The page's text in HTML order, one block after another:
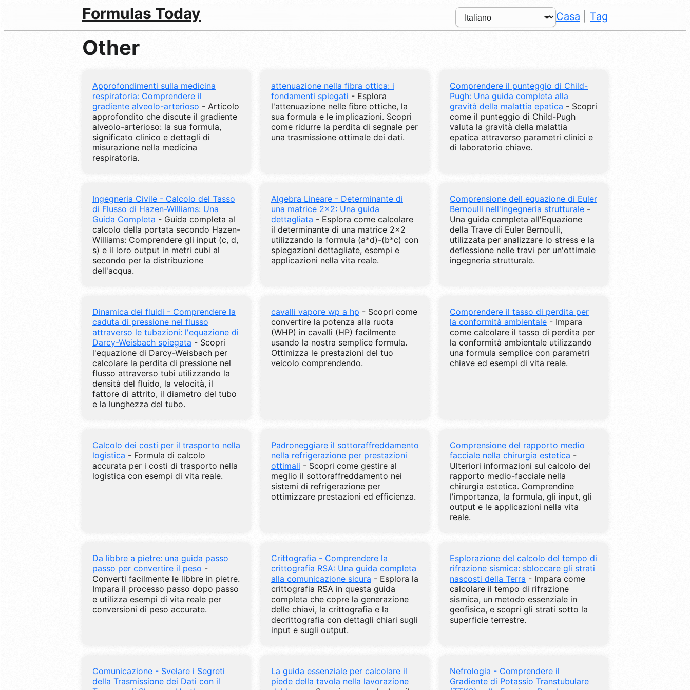
Formulas Today Casa Tag
Other
Approfondimenti sulla medicina
respiratoria: Comprendere il
gradiente alveolo-arterioso - Articolo
approfondito che discute il gradiente
alveolo-arterioso: la sua formula,
significato clinico e dettagli di
misurazione nella medicina
respiratoria.
attenuazione nella fibra ottica: i
fondamenti spiegati - Esplora
l'attenuazione nelle fibre ottiche, la
sua formula e le implicazioni. Scopri
come ridurre la perdita di segnale per
una trasmissione ottimale dei dati.
Comprendere il punteggio di Child-
Pugh: Una guida completa alla
gravità della malattia epatica - Scopri
come il punteggio di Child-Pugh
valuta la gravità della malattia
epatica attraverso parametri clinici e
di laboratorio chiave.
Ingegneria Civile - Calcolo del Tasso
di Flusso di Hazen-Williams: Una
Guida Completa - Guida completa al
calcolo della portata secondo Hazen-
Williams: Comprendere gli input (c, d,
s) e il loro output in metri cubi al
secondo per la distribuzione
dell'acqua.
Algebra Lineare - Determinante di
una matrice 2x2: Una guida
dettagliata - Esplora come calcolare
il determinante di una matrice 2x2
utilizzando la formula (a*d)-(b*c) con
spiegazioni dettagliate, esempi e
applicazioni nella vita reale.
Comprensione dell equazione di Euler
Bernoulli nell'ingegneria strutturale -
Una guida completa all'Equazione
della Trave di Euler Bernoulli,
utilizzata per analizzare lo stress e la
deflessione nelle travi per un'ottimale
ingegneria strutturale.
Dinamica dei fluidi - Comprendere la
caduta di pressione nel flusso
attraverso le tubazioni: l'equazione di
Darcy-Weisbach spiegata - Scopri
l'equazione di Darcy-Weisbach per
calcolare la perdita di pressione nel
flusso attraverso tubi utilizzando la
densità del fluido, la velocità, il
fattore di attrito, il diametro del tubo
e la lunghezza del tubo.
cavalli vapore wp a hp - Scopri come
convertire la potenza alla ruota
(WHP) in cavalli (HP) facilmente
usando la nostra semplice formula.
Ottimizza le prestazioni del tuo
veicolo comprendendo.
Comprendere il tasso di perdita per
la conformità ambientale - Impara
come calcolare il tasso di perdita per
la conformità ambientale utilizzando
una formula semplice con parametri
chiave ed esempi di vita reale.
Calcolo dei costi per il trasporto nella
logistica - Formula di calcolo
accurata per i costi di trasporto nella
logistica con esempi di vita reale.
Padroneggiare il sottoraffreddamento
nella refrigerazione per prestazioni
ottimali - Scopri come gestire al
meglio il sottoraffreddamento nei
sistemi di refrigerazione per
ottimizzare prestazioni ed efficienza.
Comprensione del rapporto medio
facciale nella chirurgia estetica -
Ulteriori informazioni sul calcolo del
rapporto medio-facciale nella
chirurgia estetica. Comprendine
l'importanza, la formula, gli input, gli
output e le applicazioni nella vita
reale.
Da libbre a pietre: una guida passo
passo per convertire il peso -
Converti facilmente le libbre in pietre.
Impara il processo passo dopo passo
e utilizza esempi di vita reale per
conversioni di peso accurate.
Crittografia - Comprendere la
crittografia RSA: Una guida completa
alla comunicazione sicura - Esplora la
crittografia RSA in questa guida
completa che copre la generazione
delle chiavi, la crittografia e la
decrittografia con dettagli chiari sugli
input e sugli output.
Esplorazione del calcolo del tempo di
rifrazione sismica: sbloccare gli strati
nascosti della Terra - Impara come
calcolare il tempo di rifrazione
sismica, un metodo essenziale in
geofisica, e scopri gli strati sotto la
superficie terrestre.
Comunicazione - Svelare i Segreti
della Trasmissione dei Dati con il
La guida essenziale per calcolare il
piede della tavola nella lavorazione
Nefrologia - Comprendere il
Gradiente di Potassio Transtubulare